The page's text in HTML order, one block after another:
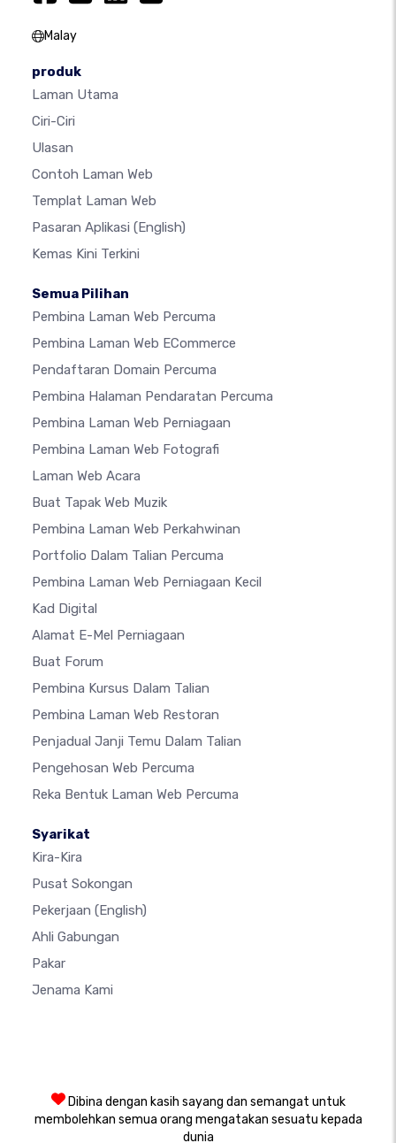
Malay
produk
Laman Utama
Ciri-Ciri
Ulasan
Contoh Laman Web
Templat Laman Web
Pasaran Aplikasi (English)
Kemas Kini Terkini
Semua Pilihan
Pembina Laman Web Percuma
Pembina Laman Web ECommerce
Pendaftaran Domain Percuma
Pembina Halaman Pendaratan Percuma
Pembina Laman Web Perniagaan
Pembina Laman Web Fotografi
Laman Web Acara
Buat Tapak Web Muzik
Pembina Laman Web Perkahwinan
Portfolio Dalam Talian Percuma
Pembina Laman Web Perniagaan Kecil
Kad Digital
Alamat E-Mel Perniagaan
Buat Forum
Pembina Kursus Dalam Talian
Pembina Laman Web Restoran
Penjadual Janji Temu Dalam Talian
Pengehosan Web Percuma
Reka Bentuk Laman Web Percuma
Syarikat
Kira-Kira
Pusat Sokongan
Pekerjaan (English)
Ahli Gabungan
Pakar
Jenama Kami
Dibina dengan kasih sayang dan semangat untuk
membolehkan semua orang mengatakan sesuatu kepada
dunia